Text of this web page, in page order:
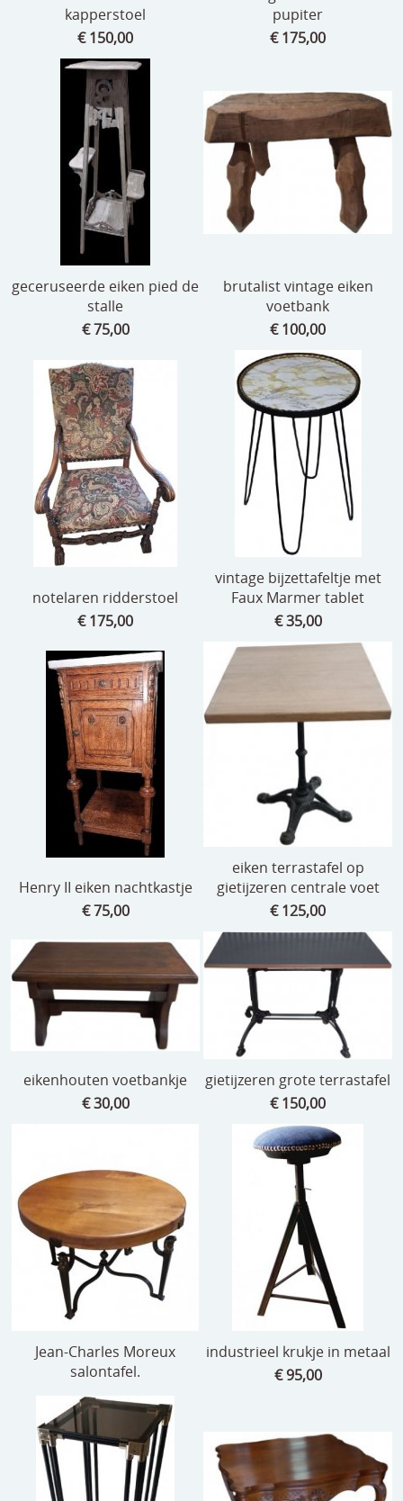
kapperstoel
€ 150,00
pupiter
€ 175,00
geceruseerde eiken pied de
stalle
€ 75,00
brutalist vintage eiken
voetbank
€ 100,00
notelaren ridderstoel
€ 175,00
vintage bijzettafeltje met
Faux Marmer tablet
€ 35,00
Henry II eiken nachtkastje
€ 75,00
eiken terrastafel op
gietijzeren centrale voet
€ 125,00
eikenhouten voetbankje
€ 30,00
gietijzeren grote terrastafel
€ 150,00
Jean-Charles Moreux
salontafel.
industrieel krukje in metaal
€ 95,00